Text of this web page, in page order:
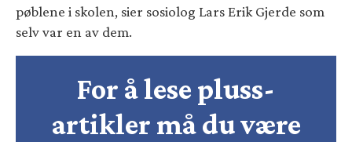
pøblene i skolen, sier sosiolog Lars Erik Gjerde som
selv var en av dem.
For å lese pluss-
artikler må du være